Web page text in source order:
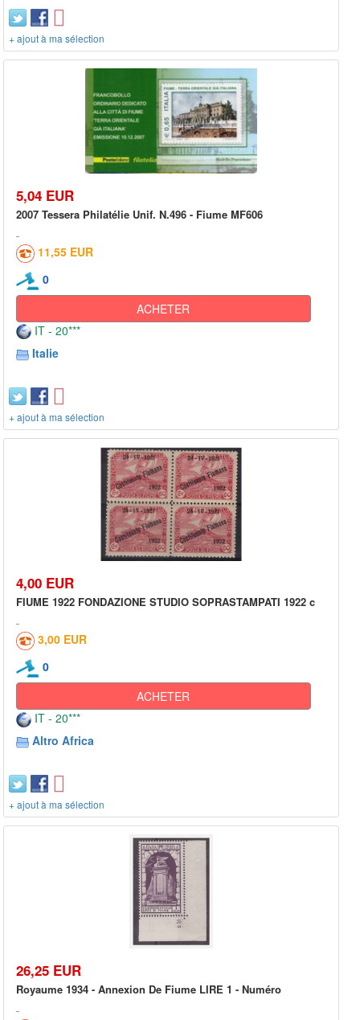
+ ajout à ma sélection
5,04 EUR
2007 Tessera Philatélie Unif. N.496 - Fiume MF606
11,55 EUR
0
ACHETER
IT - 20***
Italie
+ ajout à ma sélection
4,00 EUR
FIUME 1922 FONDAZIONE STUDIO SOPRASTAMPATI 1922 c
3,00 EUR
0
ACHETER
IT - 20***
Altro Africa
+ ajout à ma sélection
26,25 EUR
Royaume 1934 - Annexion De Fiume LIRE 1 - Numéro